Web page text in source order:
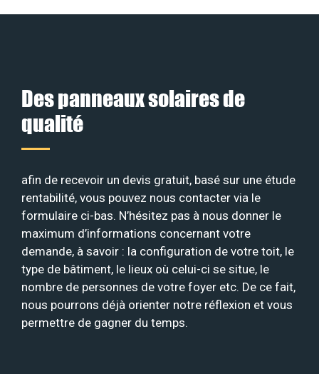
Des panneaux solaires de
qualité
afin de recevoir un devis gratuit, basé sur une étude
rentabilité, vous pouvez nous contacter via le
formulaire ci-bas. N’hésitez pas à nous donner le
maximum d’informations concernant votre
demande, à savoir : la configuration de votre toit, le
type de bâtiment, le lieux où celui-ci se situe, le
nombre de personnes de votre foyer etc. De ce fait,
nous pourrons déjà orienter notre réflexion et vous
permettre de gagner du temps.